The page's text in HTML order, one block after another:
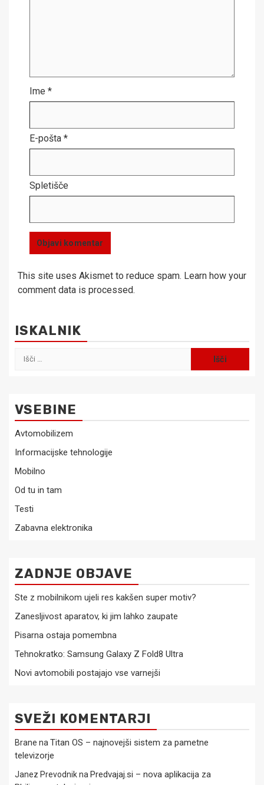
Ime *
E-pošta *
Spletišče
This site uses Akismet to reduce spam. Learn how your
comment data is processed.
ISKALNIK
Išči:
VSEBINE
Avtomobilizem
Informacijske tehnologije
Mobilno
Od tu in tam
Testi
Zabavna elektronika
ZADNJE OBJAVE
Ste z mobilnikom ujeli res kakšen super motiv?
Zanesljivost aparatov, ki jim lahko zaupate
Pisarna ostaja pomembna
Tehnokratko: Samsung Galaxy Z Fold8 Ultra
Novi avtomobili postajajo vse varnejši
SVEŽI KOMENTARJI
Brane na Titan OS – najnovejši sistem za pametne
televizorje
Janez Prevodnikna Predvajaj.si – nova aplikacija za